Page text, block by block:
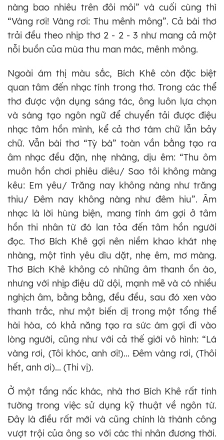
nàng bao nhiêu trên đôi môi” và cuối cùng thì
“Vàng rơi! Vàng rơi: Thu mênh mông”. Cả bài thơ
trải đều theo nhịp thơ 2 - 2 - 3 như mang cả một
nỗi buồn của mùa thu man mác, mênh mông.
Ngoài ám thị màu sắc, Bích Khê còn đặc biệt
quan tâm đến nhạc tính trong thơ. Trong các thể
thơ được vận dụng sáng tác, ông luôn lựa chọn
và sáng tạo ngôn ngữ để chuyển tải được điệu
nhạc tâm hồn mình, kể cả thơ tám chữ lẫn bảy
chữ. Vẫn bài thơ “Tỳ bà” toàn vần bằng tạo ra
âm nhạc đều đặn, nhẹ nhàng, dịu êm: “Thu ôm
muôn hồn chơi phiêu diêu/ Sao tôi không màng
kêu: Em yêu/ Trăng nay không nàng như trăng
thiu/ Đêm nay không nàng như đêm hiu”. Âm
nhạc là lời hùng biện, mang tính ám gợi ở tâm
hồn thi nhân từ đó lan tỏa đến tâm hồn người
đọc. Thơ Bích Khê gợi nên niềm khao khát nhẹ
nhàng, một tình yêu dìu dặt, nhẹ êm, mơ màng.
Thơ Bích Khê không có những âm thanh ồn ào,
nhưng với nhịp điệu dữ dội, mạnh mẽ và có nhiều
nghịch âm, bằng bằng, đều đều, sau đó xen vào
thanh trắc, như một biến dị trong một tổng thể
hài hòa, có khả năng tạo ra sức ám gợi đi vào
lòng người, cũng như với cả thế giới vô hình: “Lá
vàng rơi, (Tôi khóc, anh ơi!)... Đêm vàng rơi, (Thôi
hết, anh ơi)... (Thi vị).
Ở một tầng nấc khác, nhà thơ Bích Khê rất tinh
tường trong việc sử dụng kỹ thuật về ngôn từ.
Đây là điều rất mới và cũng chính là thành công
vượt trội của ông so với các thi nhân đương thời.